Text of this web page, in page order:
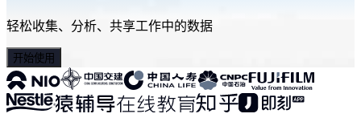
轻松收集、分析、共享工作中的数据
开始使用